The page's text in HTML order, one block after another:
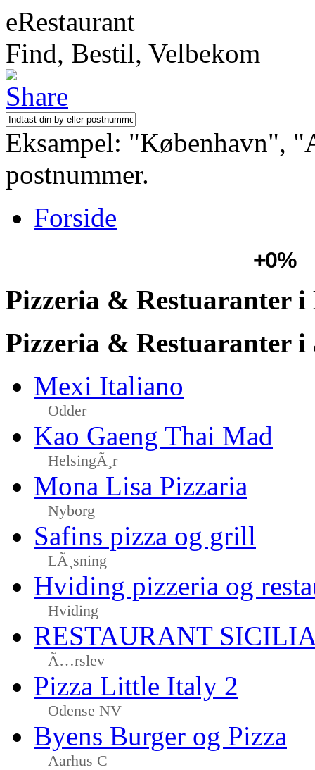
eRestaurant
Find, Bestil, Velbekom
Eksampel: "København",
postnummer.
Forside
+0%
Pizzeria & Restuaranter i
Pizzeria & Restuaranter i
Mexi Italiano
Odder
Kao Gaeng Thai Mad
HelsingÃ¸r
Mona Lisa Pizzaria
Nyborg
Safins pizza og grill
LÃ¸sning
Hviding pizzeria og
Hviding
RESTAURANT
Ã…rslev
Pizza Little Italy 2
Odense NV
Byens Burger og Pizza
Aarhus C